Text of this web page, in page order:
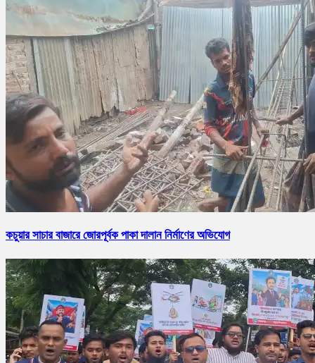
কচুয়ার সাচার বাজারে জোরপূর্বক পাকা দালান নির্মাণের অভিযোগ